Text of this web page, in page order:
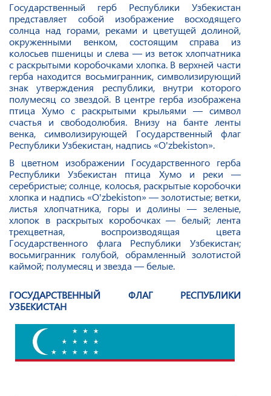
Государственный герб Республики Узбекистан
представляет собой изображение восходящего
солнца над горами, реками и цветущей долиной,
окруженными венком, состоящим справа из
колосьев пшеницы и слева — из веток хлопчатника
с раскрытыми коробочками хлопка. В верхней части
герба находится восьмигранник, символизирующий
знак утверждения республики, внутри которого
полумесяц со звездой. В центре герба изображена
птица Хумо с раскрытыми крыльями — символ
счастья и свободолюбия. Внизу на банте ленты
венка, символизирующей Государственный флаг
Республики Узбекистан, надпись «O'zbekiston».
В цветном изображении Государственного герба
Республики Узбекистан птица Хумо и реки —
серебристые; солнце, колосья, раскрытые коробочки
хлопка и надпись «O'zbekiston» — золотистые; ветки,
листья хлопчатника, горы и долины — зеленые,
хлопок в раскрытых коробочках — белый; лента
трехцветная, воспроизводящая цвета
Государственного флага Республики Узбекистан;
восьмигранник голубой, обрамленный золотистой
каймой; полумесяц и звезда — белые.
ГОСУДАРСТВЕННЫЙ ФЛАГ РЕСПУБЛИКИ
УЗБЕКИСТАН